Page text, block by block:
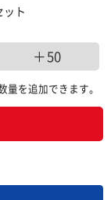
ット
＋50
量を追加できます。